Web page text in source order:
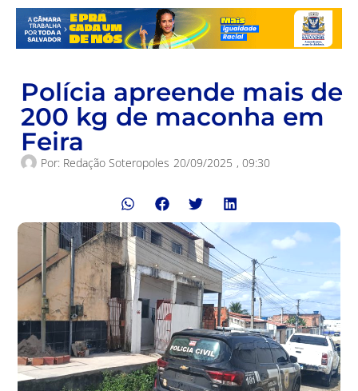
Polícia apreende mais de
200 kg de maconha em
Feira
Por: Redação Soteropoles 20/09/2025 , 09:30